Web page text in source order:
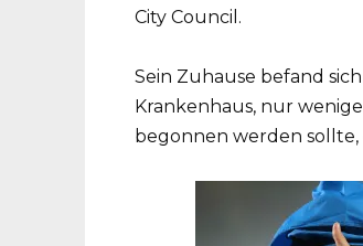
City Council.
Sein Zuhause befand
Krankenhaus, nur
begonnen werden sollte,